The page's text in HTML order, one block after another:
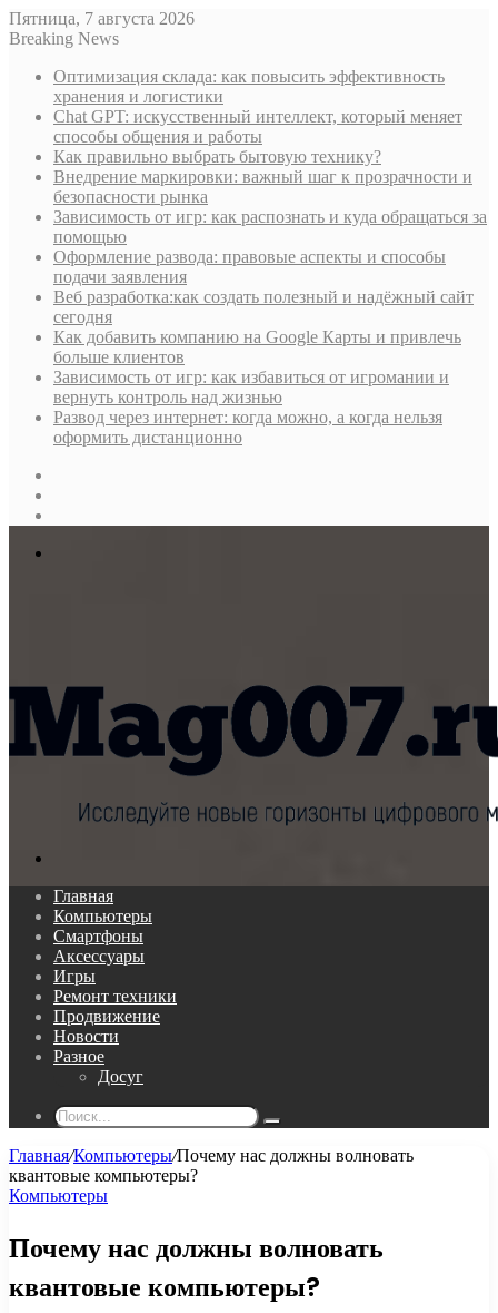
Пятница, 7 августа 2026
Breaking News
Оптимизация склада: как повысить эффективность
хранения и логистики
Chat GPT: искусственный интеллект, который меняет
способы общения и работы
Как правильно выбрать бытовую технику?
Внедрение маркировки: важный шаг к прозрачности и
безопасности рынка
Зависимость от игр: как распознать и куда обращаться за
помощью
Оформление развода: правовые аспекты и способы
подачи заявления
Веб разработка:как создать полезный и надёжный сайт
сегодня
Как добавить компанию на Google Карты и привлечь
больше клиентов
Зависимость от игр: как избавиться от игромании и
вернуть контроль над жизнью
Развод через интернет: когда можно, а когда нельзя
оформить дистанционно
Главная
Компьютеры
Смартфоны
Аксессуары
Игры
Ремонт техники
Продвижение
Новости
Разное
Досуг
Поиск...
Главная/Компьютеры/Почему нас должны волновать
квантовые компьютеры?
Компьютеры
Почему нас должны волновать
квантовые компьютеры?